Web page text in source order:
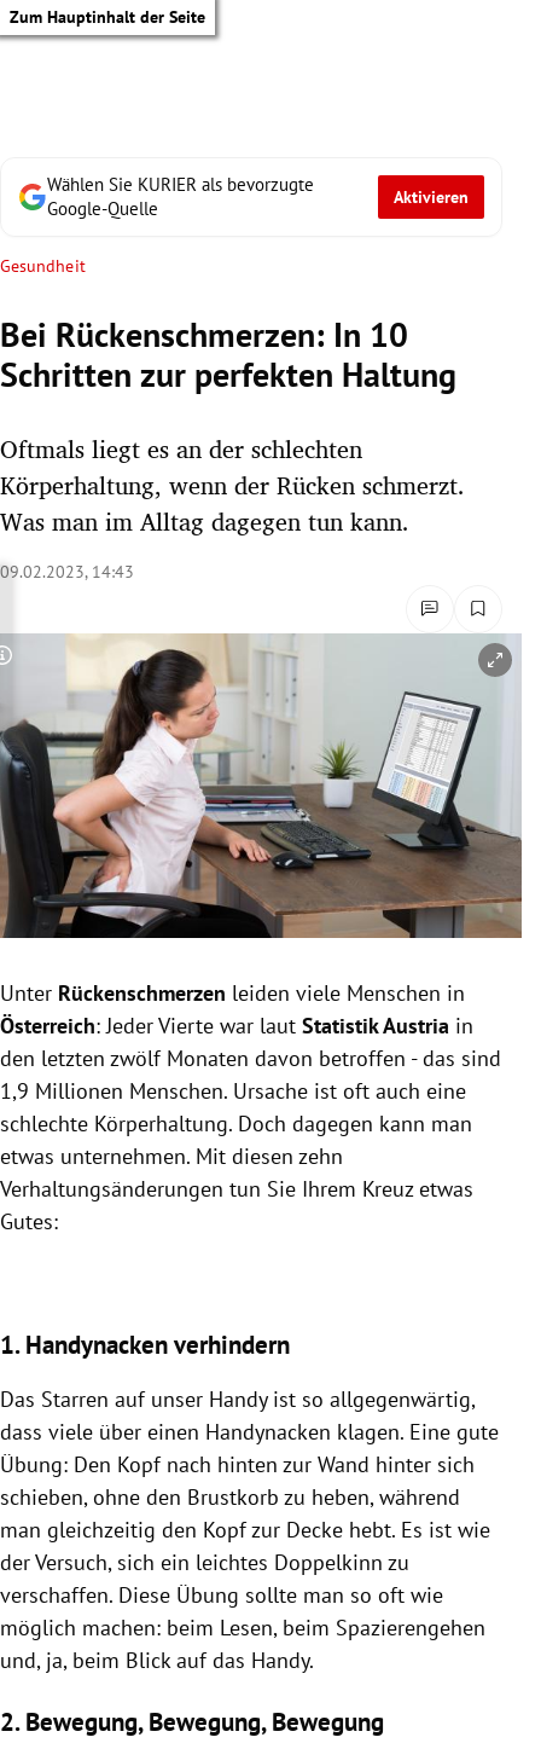
Zum Hauptinhalt der Seite
Untermenü
Untermenü
Untermenü
Untermenü
Untermenü
Untermenü
Untermenü
Untermenü
Wählen Sie KURIER als bevorzugte
Google-Quelle
Aktivieren
Gesundheit
Bei Rückenschmerzen: In 10
Schritten zur perfekten Haltung
Oftmals liegt es an der schlechten
Körperhaltung, wenn der Rücken schmerzt.
Was man im Alltag dagegen tun kann.
09.02.2023, 14:43
Copyright-Hinweis öffnen/schließen
Unter Rückenschmerzen leiden viele Menschen in
Österreich: Jeder Vierte war laut Statistik Austria in
den letzten zwölf Monaten davon betroffen - das sind
1,9 Millionen Menschen. Ursache ist oft auch eine
schlechte Körperhaltung. Doch dagegen kann man
etwas unternehmen. Mit diesen zehn
Verhaltungsänderungen tun Sie Ihrem Kreuz etwas
Gutes:
1. Handynacken verhindern
Das Starren auf unser Handy ist so allgegenwärtig,
dass viele über einen Handynacken klagen. Eine gute
Übung: Den Kopf nach hinten zur Wand hinter sich
schieben, ohne den Brustkorb zu heben, während
man gleichzeitig den Kopf zur Decke hebt. Es ist wie
der Versuch, sich ein leichtes Doppelkinn zu
verschaffen. Diese Übung sollte man so oft wie
möglich machen: beim Lesen, beim Spazierengehen
und, ja, beim Blick auf das Handy.
2. Bewegung, Bewegung, Bewegung